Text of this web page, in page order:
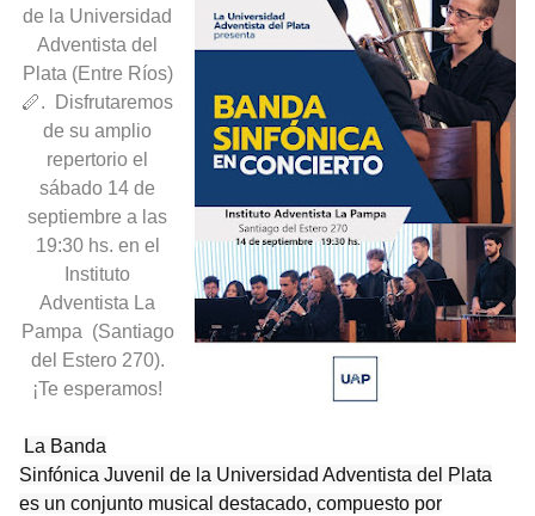
de la Universidad
Adventista del
Plata (Entre Ríos)
🪈. Disfrutaremos
de su amplio
repertorio el
sábado 14 de
septiembre a las
19:30 hs. en el
Instituto
Adventista La
Pampa (Santiago
del Estero 270).
¡Te esperamos!
La Banda
Sinfónica Juvenil de la Universidad Adventista del Plata
es un conjunto musical destacado, compuesto por